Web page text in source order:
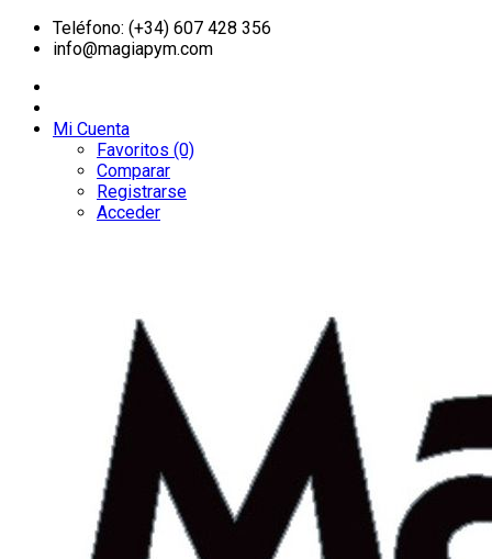
Teléfono: (+34) 607 428 356
info@magiapym.com
Mi Cuenta
Favoritos (0)
Comparar
Registrarse
Acceder